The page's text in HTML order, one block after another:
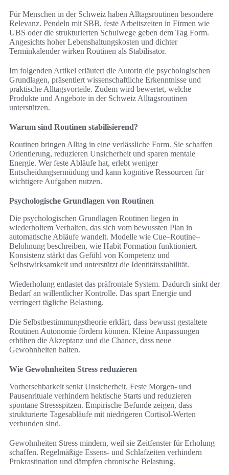
Für Menschen in der Schweiz haben Alltagsroutinen besondere
Relevanz. Pendeln mit SBB, feste Arbeitszeiten in Firmen wie
UBS oder die strukturierten Schulwege geben dem Tag Form.
Angesichts hoher Lebenshaltungskosten und dichter
Terminkalender wirken Routinen als Stabilisator.
Im folgenden Artikel erläutert die Autorin die psychologischen
Grundlagen, präsentiert wissenschaftliche Erkenntnisse und
praktische Alltagsvorteile. Zudem wird bewertet, welche
Produkte und Angebote in der Schweiz Alltagsroutinen
unterstützen.
Warum sind Routinen stabilisierend?
Routinen bringen Alltag in eine verlässliche Form. Sie schaffen
Orientierung, reduzieren Unsicherheit und sparen mentale
Energie. Wer feste Abläufe hat, erlebt weniger
Entscheidungsermüdung und kann kognitive Ressourcen für
wichtigere Aufgaben nutzen.
Psychologische Grundlagen von Routinen
Die psychologischen Grundlagen Routinen liegen in
wiederholtem Verhalten, das sich vom bewussten Plan in
automatische Abläufe wandelt. Modelle wie Cue–Routine–
Belohnung beschreiben, wie Habit Formation funktioniert.
Konsistenz stärkt das Gefühl von Kompetenz und
Selbstwirksamkeit und unterstützt die Identitätsstabilität.
Wiederholung entlastet das präfrontale System. Dadurch sinkt der
Bedarf an willentlicher Kontrolle. Das spart Energie und
verringert tägliche Belastung.
Die Selbstbestimmungstheorie erklärt, dass bewusst gestaltete
Routinen Autonomie fördern können. Kleine Anpassungen
erhöhen die Akzeptanz und die Chance, dass neue
Gewohnheiten halten.
Wie Gewohnheiten Stress reduzieren
Vorhersehbarkeit senkt Unsicherheit. Feste Morgen- und
Pausenrituale verhindern hektische Starts und reduzieren
spontane Stressspitzen. Empirische Befunde zeigen, dass
strukturierte Tagesabläufe mit niedrigeren Cortisol-Werten
verbunden sind.
Gewohnheiten Stress mindern, weil sie Zeitfenster für Erholung
schaffen. Regelmäßige Essens- und Schlafzeiten verhindern
Prokrastination und dämpfen chronische Belastung.